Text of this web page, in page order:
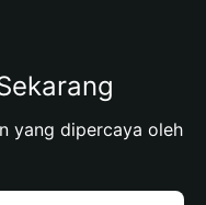
yang dipercaya oleh